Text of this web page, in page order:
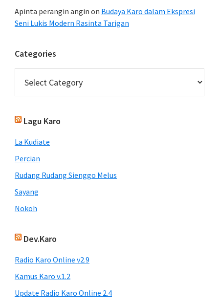
Apinta perangin angin on Budaya Karo dalam Ekspresi
Seni Lukis Modern Rasinta Tarigan
Categories
Lagu Karo
La Kudiate
Percian
Rudang Rudang Sienggo Melus
Sayang
Nokoh
Dev.Karo
Radio Karo Online v2.9
Kamus Karo v.1.2
Update Radio Karo Online 2.4